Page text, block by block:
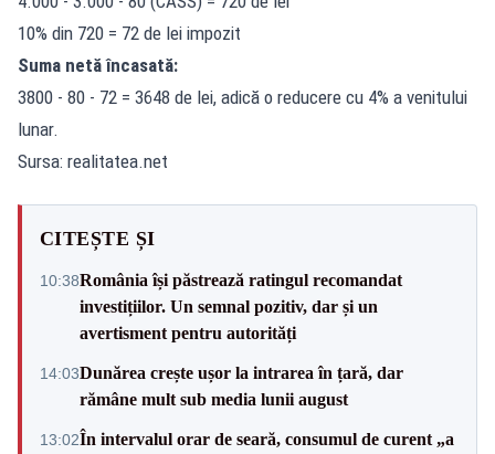
10% din 720 = 72 de lei impozit
Suma netă încasată:
3800 - 80 - 72 = 3648 de lei, adică o reducere cu 4% a venitului
lunar.
Sursa: realitatea.net
CITEȘTE ȘI
10:38România își păstrează ratingul recomandat
investițiilor. Un semnal pozitiv, dar și un
avertisment pentru autorități
14:03Dunărea crește ușor la intrarea în țară, dar
rămâne mult sub media lunii august
13:02În intervalul orar de seară, consumul de curent „a